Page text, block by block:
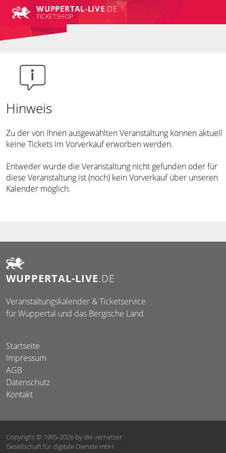
WUPPERTAL-LIVE.DE
TICKETSHOP
Hinweis
Zu der von Ihnen ausgewählten Veranstaltung können aktuell
keine Tickets im Vorverkauf erworben werden.
Entweder wurde die Veranstaltung nicht gefunden oder für
diese Veranstaltung ist (noch) kein Vorverkauf über unseren
Kalender möglich.
WUPPERTAL-LIVE.DE
Veranstaltungskalender & Ticketservice
für Wuppertal und das Bergische Land
Startseite
Impressum
AGB
Datenschutz
Kontakt
Copyright © 1995-2026 by die vernetzer
Gesellschaft für digitale Dienste mbH